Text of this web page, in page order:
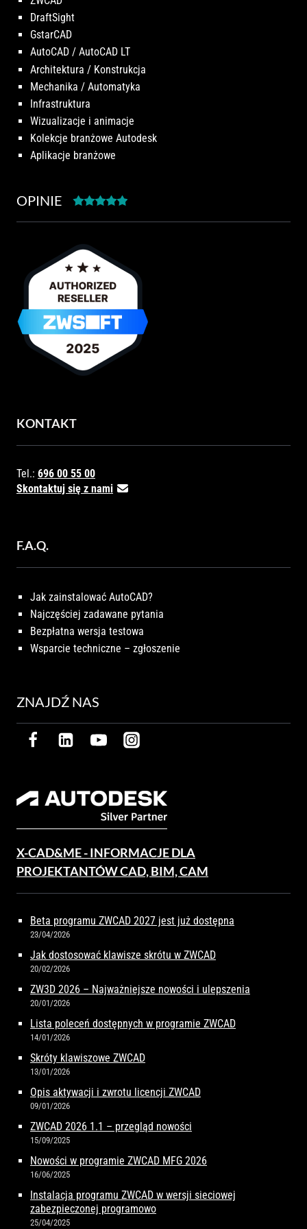
DraftSight
GstarCAD
AutoCAD / AutoCAD LT
Architektura / Konstrukcja
Mechanika / Automatyka
Infrastruktura
Wizualizacje i animacje
Kolekcje branżowe Autodesk
Aplikacje branżowe
OPINIE
KONTAKT
Tel.: 696 00 55 00
Skontaktuj się z nami
F.A.Q.
Jak zainstalować AutoCAD?
Najczęściej zadawane pytania
Bezpłatna wersja testowa
Wsparcie techniczne – zgłoszenie
ZNAJDŹ NAS
X-CAD&ME - INFORMACJE DLA
PROJEKTANTÓW CAD, BIM, CAM
Beta programu ZWCAD 2027 jest już dostępna
23/04/2026
Jak dostosować klawisze skrótu w ZWCAD
20/02/2026
ZW3D 2026 – Najważniejsze nowości i ulepszenia
20/01/2026
Lista poleceń dostępnych w programie ZWCAD
14/01/2026
Skróty klawiszowe ZWCAD
13/01/2026
Opis aktywacji i zwrotu licencji ZWCAD
09/01/2026
ZWCAD 2026 1.1 – przegląd nowości
15/09/2025
Nowości w programie ZWCAD MFG 2026
16/06/2025
Instalacja programu ZWCAD w wersji sieciowej
zabezpieczonej programowo
25/04/2025